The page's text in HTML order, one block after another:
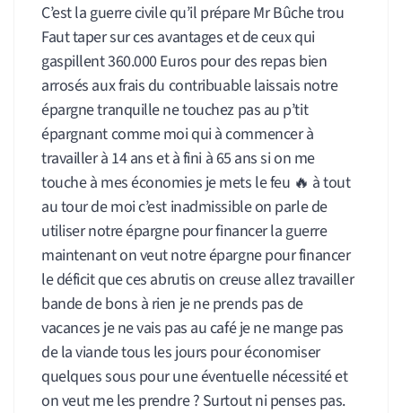
C’est la guerre civile qu’il prépare Mr Bûche trou
Faut taper sur ces avantages et de ceux qui
gaspillent 360.000 Euros pour des repas bien
arrosés aux frais du contribuable laissais notre
épargne tranquille ne touchez pas au p’tit
épargnant comme moi qui à commencer à
travailler à 14 ans et à fini à 65 ans si on me
touche à mes économies je mets le feu 🔥 à tout
au tour de moi c’est inadmissible on parle de
utiliser notre épargne pour financer la guerre
maintenant on veut notre épargne pour financer
le déficit que ces abrutis on creuse allez travailler
bande de bons à rien je ne prends pas de
vacances je ne vais pas au café je ne mange pas
de la viande tous les jours pour économiser
quelques sous pour une éventuelle nécessité et
on veut me les prendre ? Surtout ni penses pas.